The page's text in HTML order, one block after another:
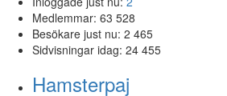
Medlemmar: 63 528
Besökare just nu: 2 465
Sidvisningar idag: 24 455
Hamsterpaj